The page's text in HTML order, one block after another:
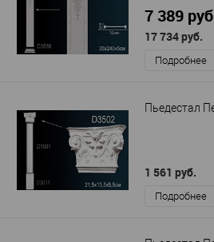
7 389
17 734 руб.
Подробнее
Пьедестал
1 561 руб.
Подробнее